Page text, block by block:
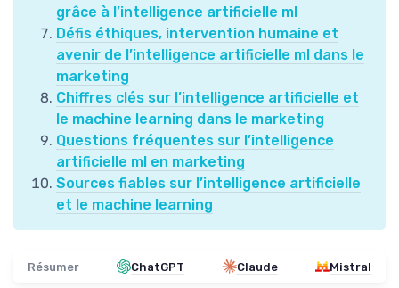
grâce à l’intelligence artificielle ml
Défis éthiques, intervention humaine et
avenir de l’intelligence artificielle ml dans le
marketing
Chiffres clés sur l’intelligence artificielle et
le machine learning dans le marketing
Questions fréquentes sur l’intelligence
artificielle ml en marketing
Sources fiables sur l’intelligence artificielle
et le machine learning
Résumer ChatGPT Claude Mistral